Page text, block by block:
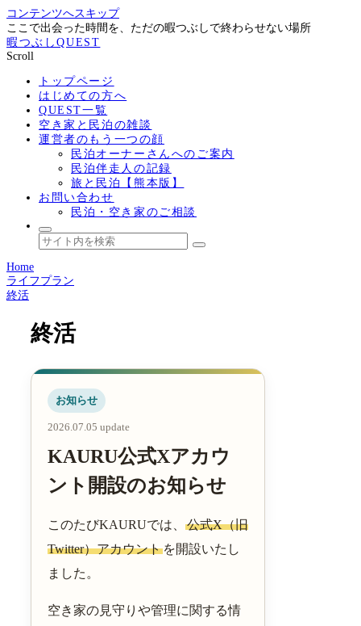
コンテンツへスキップ
ここで出会った時間を、ただの暇つぶしで終わらせない場所
暇つぶしQUEST
Scroll
トップページ
はじめての方へ
QUEST一覧
空き家と民泊の雑談
運営者のもう一つの顔
民泊オーナーさんへのご案内
民泊伴走人の記録
旅と民泊【熊本版】
お問い合わせ
民泊・空き家のご相談
Home
ライフプラン
終活
終活
お知らせ
2026.07.05 update
KAURU公式Xアカウ
ント開設のお知らせ
このたびKAURUでは、公式X（旧
Twitter）アカウント を開設いたし
ました。
空き家の見守りや管理に関する情